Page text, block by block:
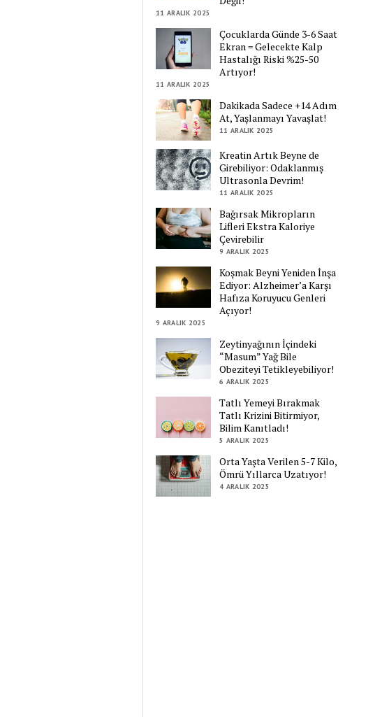
11 ARALIK 2025
Çocuklarda Günde 3-6 Saat
Ekran = Gelecekte Kalp
Hastalığı Riski %25-50
Artıyor!
11 ARALIK 2025
Dakikada Sadece +14 Adım
At, Yaşlanmayı Yavaşlat!
11 ARALIK 2025
Kreatin Artık Beyne de
Girebiliyor: Odaklanmış
Ultrasonla Devrim!
11 ARALIK 2025
Bağırsak Mikropların
Lifleri Ekstra Kaloriye
Çevirebilir
9 ARALIK 2025
Koşmak Beyni Yeniden İnşa
Ediyor: Alzheimer’a Karşı
Hafıza Koruyucu Genleri
Açıyor!
9 ARALIK 2025
Zeytinyağının İçindeki
“Masum” Yağ Bile
Obeziteyi Tetikleyebiliyor!
6 ARALIK 2025
Tatlı Yemeyi Bırakmak
Tatlı Krizini Bitirmiyor,
Bilim Kanıtladı!
5 ARALIK 2025
Orta Yaşta Verilen 5-7 Kilo,
Ömrü Yıllarca Uzatıyor!
4 ARALIK 2025